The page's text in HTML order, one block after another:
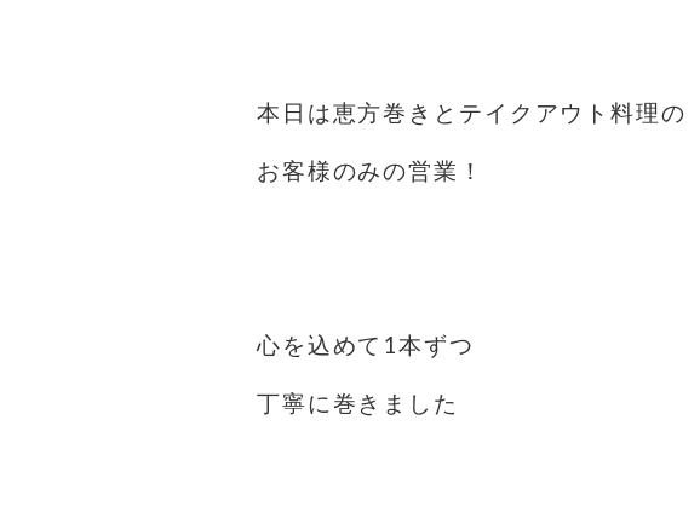
本日は恵方巻きとテイクアウト料理の
お客様のみの営業！
心を込めて1本ずつ
丁寧に巻きました️